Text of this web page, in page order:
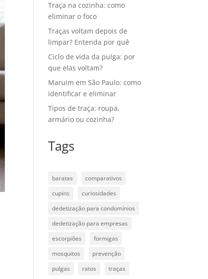
Traça na cozinha: como
eliminar o foco
Traças voltam depois de
limpar? Entenda por quê
Ciclo de vida da pulga: por
que elas voltam?
Maruim em São Paulo: como
identificar e eliminar
Tipos de traça: roupa,
armário ou cozinha?
Tags
baratas
comparativos
cupins
curiosidades
dedetização para condomínios
dedetização para empresas
escorpiões
formigas
mosquitos
prevenção
pulgas
ratos traças